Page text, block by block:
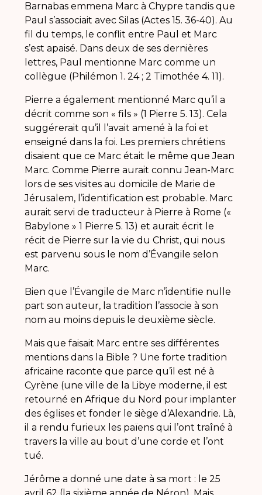
Barnabas emmena Marc à Chypre tandis que
Paul s’associait avec Silas (Actes 15. 36-40). Au
fil du temps, le conflit entre Paul et Marc
s’est apaisé. Dans deux de ses dernières
lettres, Paul mentionne Marc comme un
collègue (Philémon 1. 24 ; 2 Timothée 4. 11).
Pierre a également mentionné Marc qu’il a
décrit comme son « fils » (1 Pierre 5. 13). Cela
suggérerait qu’il l’avait amené à la foi et
enseigné dans la foi. Les premiers chrétiens
disaient que ce Marc était le même que Jean
Marc. Comme Pierre aurait connu Jean-Marc
lors de ses visites au domicile de Marie de
Jérusalem, l’identification est probable. Marc
aurait servi de traducteur à Pierre à Rome («
Babylone » 1 Pierre 5. 13) et aurait écrit le
récit de Pierre sur la vie du Christ, qui nous
est parvenu sous le nom d’Évangile selon
Marc.
Bien que l’Évangile de Marc n’identifie nulle
part son auteur, la tradition l’associe à son
nom au moins depuis le deuxième siècle.
Mais que faisait Marc entre ses différentes
mentions dans la Bible ? Une forte tradition
africaine raconte que parce qu’il est né à
Cyrène (une ville de la Libye moderne, il est
retourné en Afrique du Nord pour implanter
des églises et fonder le siège d’Alexandrie. Là,
il a rendu furieux les païens qui l’ont traîné à
travers la ville au bout d’une corde et l’ont
tué.
Jérôme a donné une date à sa mort : le 25